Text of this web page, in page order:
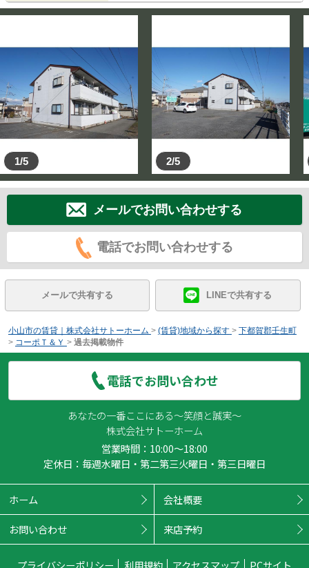
1/5 2/5
メールでお問い合わせする
電話でお問い合わせする
メールで共有する LINEで共有する
小山市の賃貸｜株式会社サトーホーム > (賃貸)地域から探す > 下都賀郡壬生町
> コーポＴ＆Ｙ > 過去掲載物件
電話でお問い合わせ
あなたの一番ここにある～笑顔と誠実～
株式会社サトーホーム
営業時間：10:00～18:00
定休日：毎週水曜日・第二第三火曜日・第三日曜日
ホーム 会社概要
お問い合わせ 来店予約
プライバシーポリシー 利用規約 アクセスマップ PCサイト